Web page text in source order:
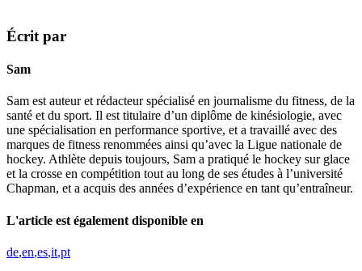
Écrit par
Sam
Sam est auteur et rédacteur spécialisé en journalisme du fitness, de la
santé et du sport. Il est titulaire d’un diplôme de kinésiologie, avec
une spécialisation en performance sportive, et a travaillé avec des
marques de fitness renommées ainsi qu’avec la Ligue nationale de
hockey. Athlète depuis toujours, Sam a pratiqué le hockey sur glace
et la crosse en compétition tout au long de ses études à l’université
Chapman, et a acquis des années d’expérience en tant qu’entraîneur.
L'article est également disponible en
de en es it pt